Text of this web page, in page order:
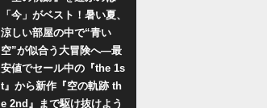
「今」がベスト！暑い夏、
涼しい部屋の中で“青い
空”が似合う大冒険へ―最
安値でセール中の『the 1s
t』から新作『空の軌跡 th
e 2nd』まで駆け抜けよう